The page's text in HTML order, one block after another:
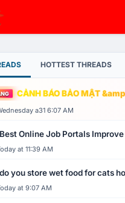
HOTTEST THREADS
CẢNH BÁO BẢO MẬT
a31 6:07 AM
Online Job Portals
at 11:39 AM
you store wet food for cats
at 9:07 AM